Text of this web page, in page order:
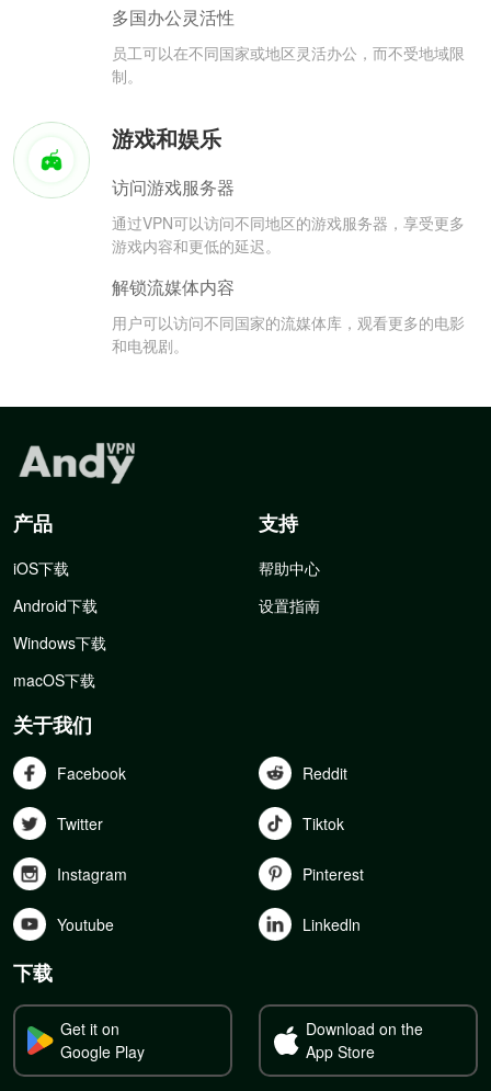
多国办公灵活性
员工可以在不同国家或地区灵活办公，而不受地域限
制。
游戏和娱乐
访问游戏服务器
通过VPN可以访问不同地区的游戏服务器，享受更多
游戏内容和更低的延迟。
解锁流媒体内容
用户可以访问不同国家的流媒体库，观看更多的电影
和电视剧。
产品
iOS下载
Android下载
Windows下载
macOS下载
支持
帮助中心
设置指南
关于我们
Facebook Reddit
Twitter Tiktok
Instagram Pinterest
Youtube Linkedln
下载
Get it on
Google Play
Download on the
App Store